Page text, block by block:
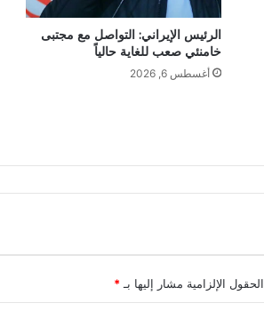
الرئيس الإيراني: التواصل مع مجتبى
خامنئي صعب للغاية حالياً
أغسطس 6, 2026
الحقول الإلزامية مشار إليها بـ *